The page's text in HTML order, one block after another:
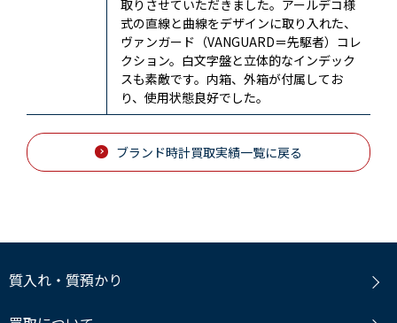
取りさせていただきました。アールデコ様
式の直線と曲線をデザインに取り入れた、
ヴァンガード（VANGUARD＝先駆者）コレ
クション。白文字盤と立体的なインデック
スも素敵です。内箱、外箱が付属してお
り、使用状態良好でした。
ブランド時計買取実績一覧に戻る
質入れ・質預かり